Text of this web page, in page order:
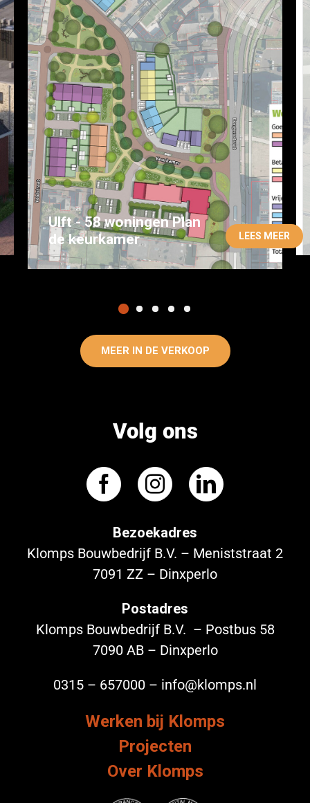
Ulft - 58 woningen Plan
de keurkamer
LEES MEER
MEER IN DE VERKOOP
Volg ons
Bezoekadres
Klomps Bouwbedrijf B.V. – Meniststraat 2
7091 ZZ – Dinxperlo
Postadres
Klomps Bouwbedrijf B.V. – Postbus 58
7090 AB – Dinxperlo
0315 – 657000 – info@klomps.nl
Werken bij Klomps
Projecten
Over Klomps